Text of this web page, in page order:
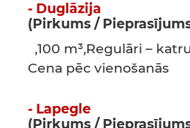
- Duglāzija
(Pirkums /
,100 m³,Regulāri –
Cena pēc vienošanās
- Lapegle
(Pirkums /